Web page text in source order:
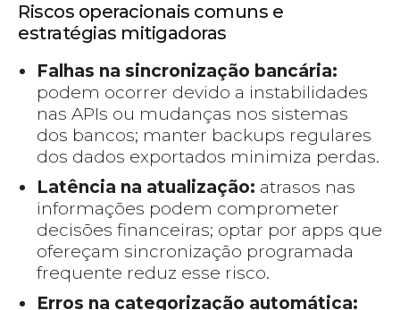
Riscos operacionais comuns e
estratégias mitigadoras
Falhas na sincronização bancária:
podem ocorrer devido a instabilidades
nas APIs ou mudanças nos sistemas
dos bancos; manter backups regulares
dos dados exportados minimiza perdas.
Latência na atualização: atrasos nas
informações podem comprometer
decisões financeiras; optar por apps que
ofereçam sincronização programada
frequente reduz esse risco.
Erros na categorização automática: